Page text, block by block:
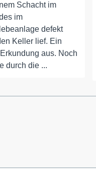
Schacht im
im
defekt
Keller lief. Ein
aus. Noch
durch die ...